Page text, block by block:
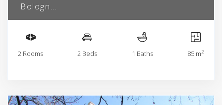
Bologn...
2 Rooms 2 Beds 1 Baths 85 m2